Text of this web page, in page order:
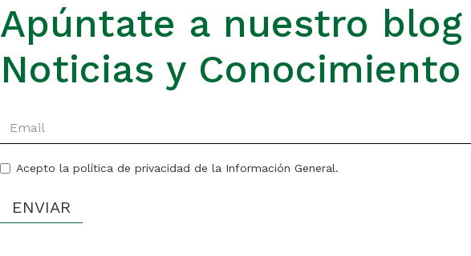
Apúntate a nuestro
Noticias y Conocimiento
Acepto la política de privacidad de la Información General.